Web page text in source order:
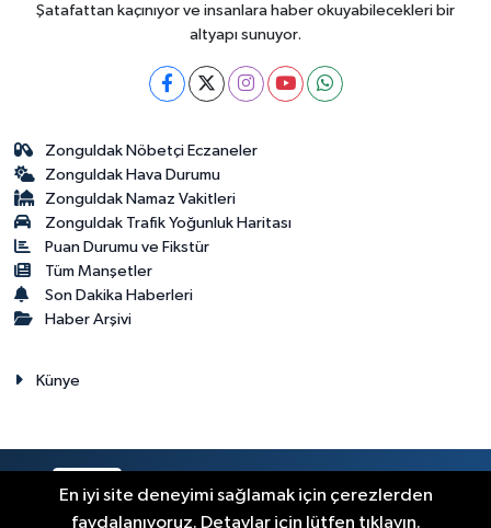
Şatafattan kaçınıyor ve insanlara haber okuyabilecekleri bir
altyapı sunuyor.
Zonguldak Nöbetçi Eczaneler
Zonguldak Hava Durumu
Zonguldak Namaz Vakitleri
Zonguldak Trafik Yoğunluk Haritası
Puan Durumu ve Fikstür
Tüm Manşetler
Son Dakika Haberleri
Haber Arşivi
Künye
En iyi site deneyimi sağlamak için çerezlerden
faydalanıyoruz. Detaylar için lütfen tıklayın.